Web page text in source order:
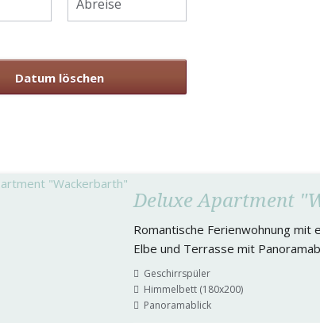
Datum löschen
Deluxe Apartment
Romantische Ferienwohnung mit
Elbe und Terrasse mit
Geschirrspüler
Himmelbett (180x200)
Panoramablick